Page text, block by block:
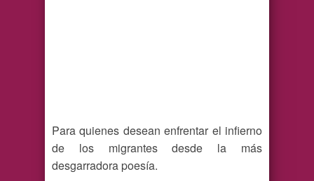
Para quienes desean enfrentar el infierno
de los migrantes desde la más
desgarradora poesía.